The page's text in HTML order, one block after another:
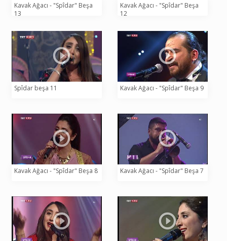
Kavak Ağacı - "Spîdar" Beşa
13
Kavak Ağacı - "Spîdar" Beşa
12
Spîdar beşa 11 Kavak Ağacı - "Spîdar" Beşa 9
Kavak Ağacı - "Spîdar" Beşa 8 Kavak Ağacı - "Spîdar" Beşa 7